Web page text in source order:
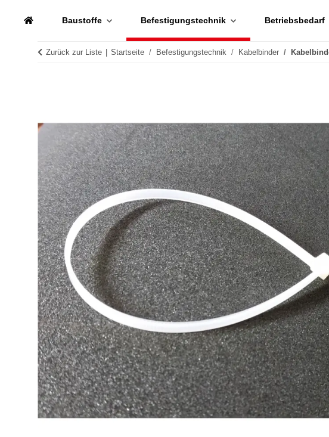
Baustoffe Befestigungstechnik Betriebsbedarf
Zurück zur Liste Startseite Befestigungstechnik Kabelbinder